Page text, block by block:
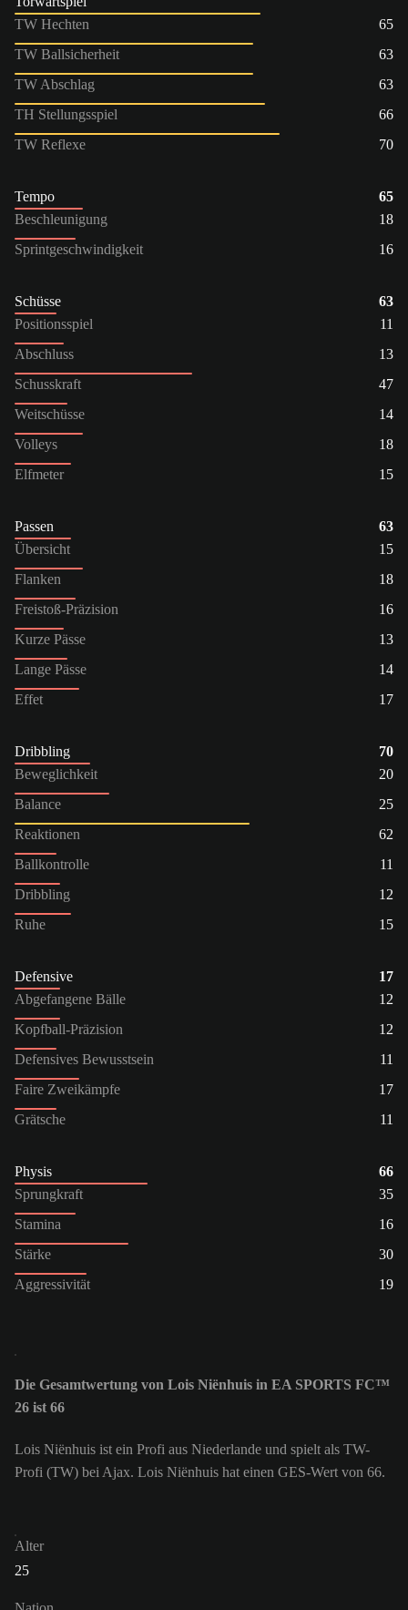
TW Hechten
65
TW Ballsicherheit
63
TW Abschlag
63
TH Stellungsspiel
66
TW Reflexe
70
Tempo
65
Beschleunigung
18
Sprintgeschwindigkeit
16
Schüsse
63
Positionsspiel
11
Abschluss
13
Schusskraft
47
Weitschüsse
14
Volleys
18
Elfmeter
15
Passen
63
Übersicht
15
Flanken
18
Freistoß-Präzision
16
Kurze Pässe
13
Lange Pässe
14
Effet
17
Dribbling
70
Beweglichkeit
20
Balance
25
Reaktionen
62
Ballkontrolle
11
Dribbling
12
Ruhe
15
Defensive
17
Abgefangene Bälle
12
Kopfball-Präzision
12
Defensives Bewusstsein
11
Faire Zweikämpfe
17
Grätsche
11
Physis
66
Sprungkraft
35
Stamina
16
Stärke
30
Aggressivität
19
Die Gesamtwertung von Lois Niënhuis in EA SPORTS FC™
26 ist 66
Lois Niënhuis ist ein Profi aus Niederlande und spielt als TW-
Profi (TW) bei Ajax. Lois Niënhuis hat einen GES-Wert von 66.
Alter
25